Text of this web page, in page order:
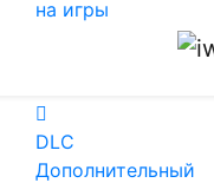
на игры
DLC
Дополнительный